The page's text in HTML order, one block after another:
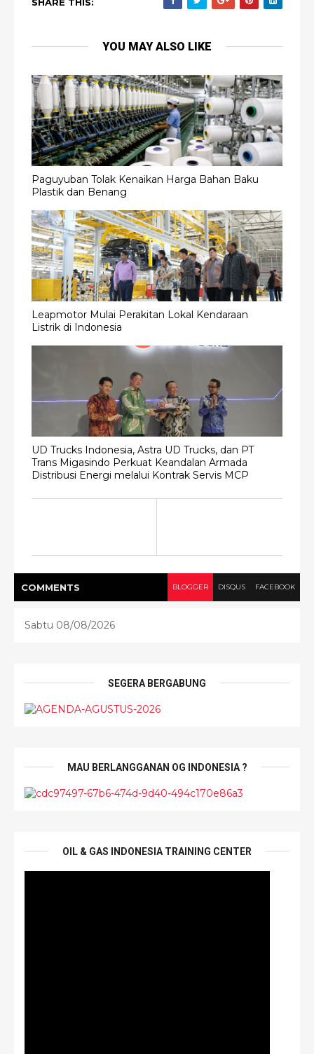
YOU MAY ALSO LIKE
Paguyuban Tolak Kenaikan Harga Bahan Baku
Plastik dan Benang
Leapmotor Mulai Perakitan Lokal Kendaraan
Listrik di Indonesia
UD Trucks Indonesia, Astra UD Trucks, dan PT
Trans Migasindo Perkuat Keandalan Armada
Distribusi Energi melalui Kontrak Servis MCP
COMMENTS BLOGGER DISQUS FACEBOOK
Sabtu 08/08/2026
SEGERA BERGABUNG
MAU BERLANGGANAN OG INDONESIA ?
OIL & GAS INDONESIA TRAINING CENTER